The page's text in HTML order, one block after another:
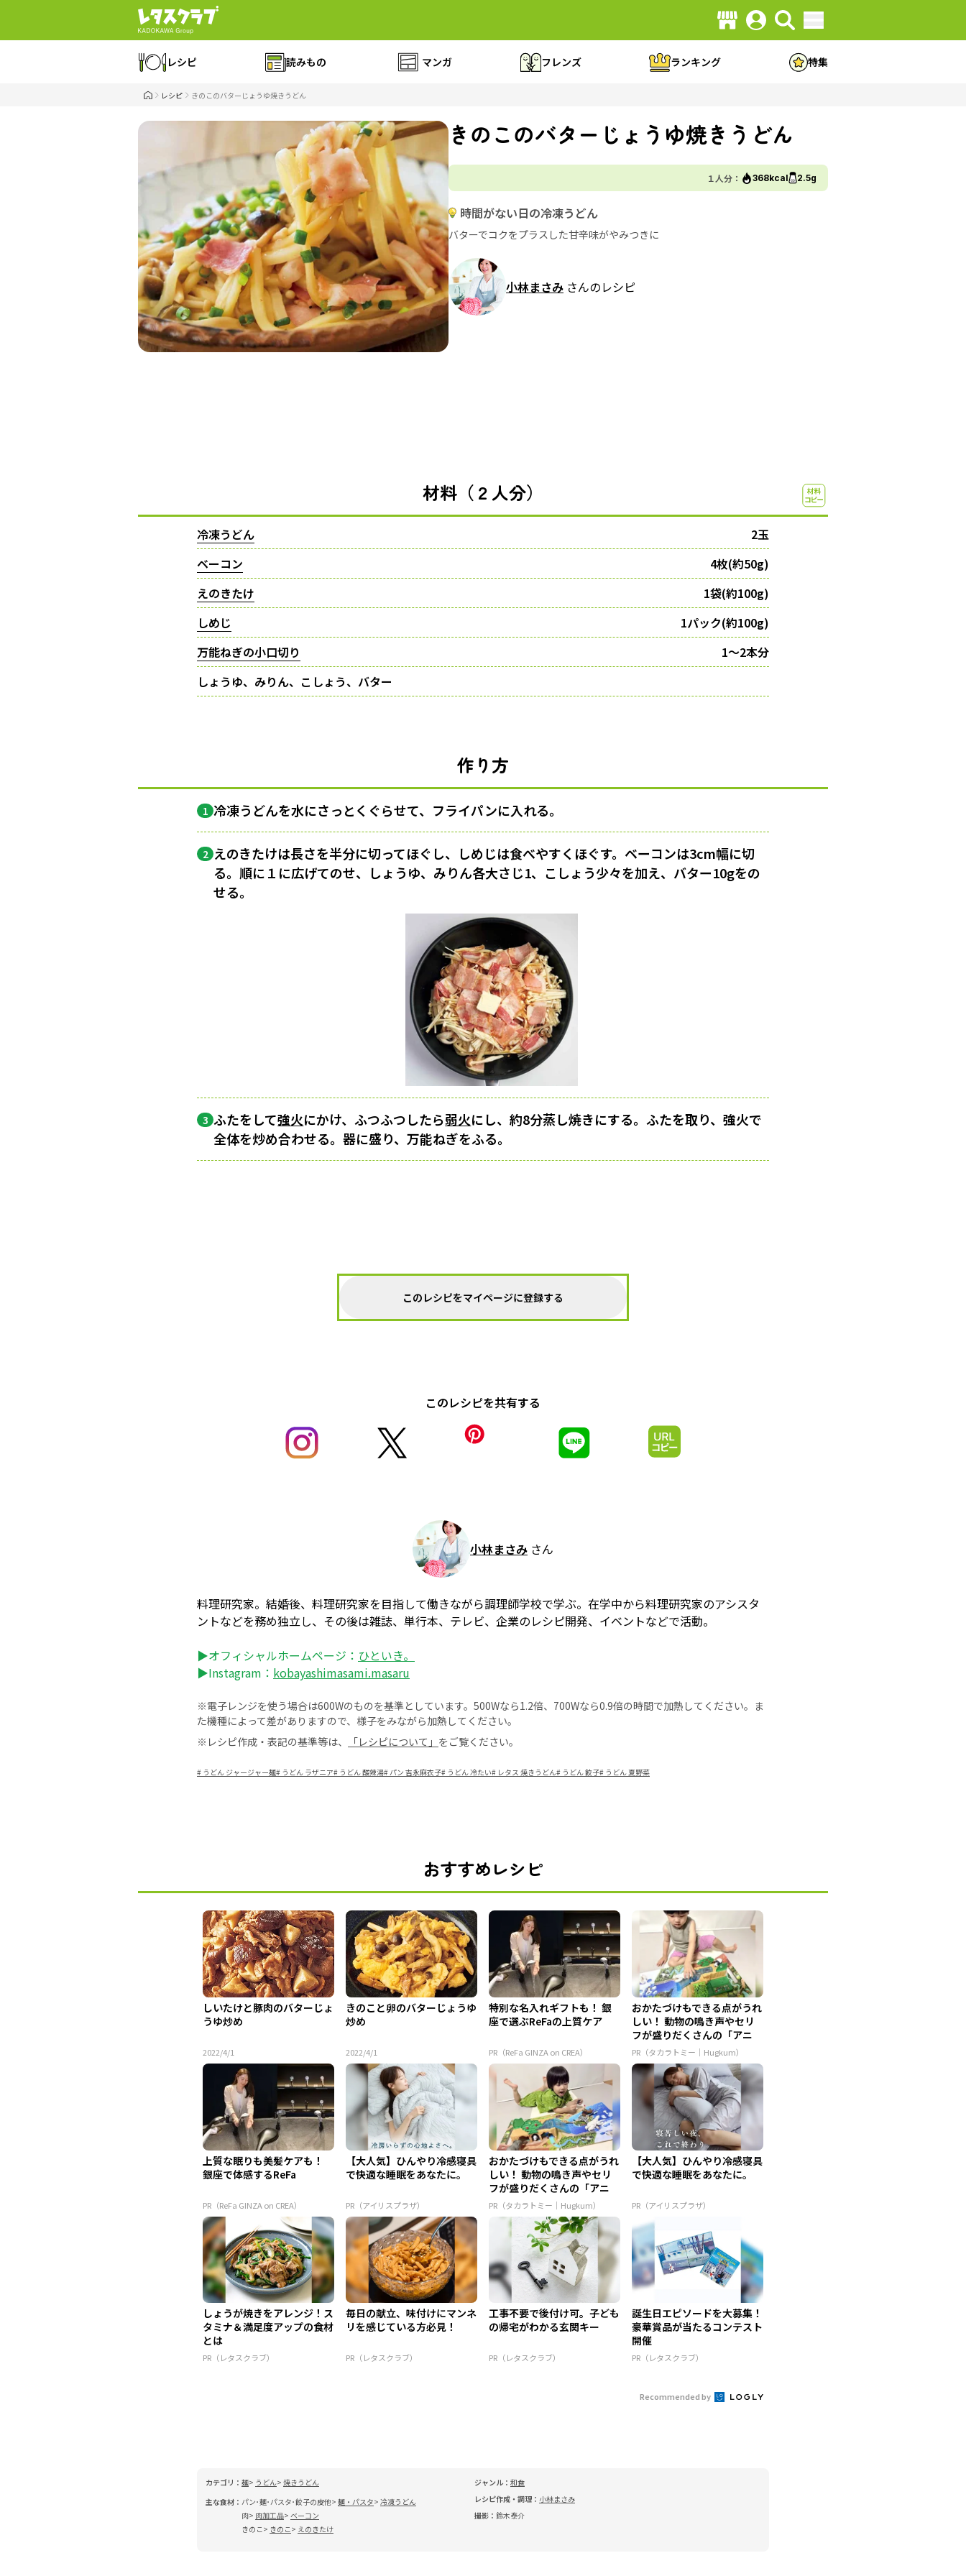
レシピ 読みもの マンガ フレンズ ランキング 特集
レシピ きのこのバターじょうゆ焼きうどん
きのこのバターじょうゆ焼きうどん
１人分： 368kcal 2.5g
時間がない日の冷凍うどん
バターでコクをプラスした甘辛味がやみつきに
小林まさみ さんのレシピ
材料（２人分）
冷凍うどん
2玉
ベーコン
4枚(約50g)
えのきたけ
1袋(約100g)
しめじ
1パック(約100g)
万能ねぎの小口切り
1～2本分
しょうゆ、みりん、こしょう、バター
作り方
1 冷凍うどんを水にさっとくぐらせて、フライパンに入れる。
2 えのきたけは長さを半分に切ってほぐし、しめじは食べやすくほぐす。ベーコンは3cm幅に切
る。順に１に広げてのせ、しょうゆ、みりん各大さじ1、こしょう少々を加え、バター10gをの
せる。
3 ふたをして強火にかけ、ふつふつしたら弱火にし、約8分蒸し焼きにする。ふたを取り、強火で
全体を炒め合わせる。器に盛り、万能ねぎをふる。
このレシピをマイページに登録する
このレシピを共有する
小林まさみ さん
料理研究家。結婚後、料理研究家を目指して働きながら調理師学校で学ぶ。在学中から料理研究家のアシスタ
ントなどを務め独立し、その後は雑誌、単行本、テレビ、企業のレシピ開発、イベントなどで活動。
▶オフィシャルホームページ： ひといき。
▶Instagram： kobayashimasami.masaru
※電子レンジを使う場合は600Wのものを基準としています。500Wなら1.2倍、700Wなら0.9倍の時間で加熱してください。ま
た機種によって差がありますので、様子をみながら加熱してください。
※レシピ作成・表記の基準等は、
「レシピについて」 をご覧ください。
# うどん ジャージャー麺# うどん ラザニア# うどん 酸辣湯#パン 吉永麻衣子# うどん 冷たい# レタス 焼きうどん# うどん 餃子# うどん 夏野菜
おすすめレシピ
しいたけと豚肉のバターじょ
うゆ炒め
2022/4/1
きのこと卵のバターじょうゆ
炒め
2022/4/1
特別な名入れギフトも！ 銀
座で選ぶReFaの上質ケア
PR（ReFa GINZA on CREA）
おかたづけもできる点がうれ
しい！ 動物の鳴き声やセリ
フが盛りだくさんの「アニ
ア ...
PR（タカラトミー｜Hugkum）
上質な眠りも美髪ケアも！
銀座で体感するReFa
PR（ReFa GINZA on CREA）
【大人気】ひんやり冷感寝具
で快適な睡眠をあなたに。
PR（アイリスプラザ）
おかたづけもできる点がうれ
しい！ 動物の鳴き声やセリ
フが盛りだくさんの「アニ
ア ...
PR（タカラトミー｜Hugkum）
【大人気】ひんやり冷感寝具
で快適な睡眠をあなたに。
PR（アイリスプラザ）
しょうが焼きをアレンジ！ス
タミナ＆満足度アップの食材
とは
PR（レタスクラブ）
毎日の献立、味付けにマンネ
リを感じている方必見！
PR（レタスクラブ）
工事不要で後付け可。子ども
の帰宅がわかる玄関キー
PR（レタスクラブ）
誕生日エピソードを大募集！
豪華賞品が当たるコンテスト
開催
PR（レタスクラブ）
Recommended by
カテゴリ： 麺 うどん 焼きうどん
主な食材： パン･麺･パスタ･餃子の皮他 麺・パスタ
冷凍うどん
肉
肉加工品 ベーコン
きのこ
きのこ えのきたけ
ジャンル： 和食
レシピ作成・調理： 小林まさみ
撮影： 鈴木泰介